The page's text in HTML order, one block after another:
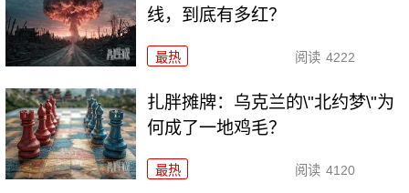
线，到底有多红？
最热 阅读 4222
扎胖摊牌：乌克兰的\"北约梦\"为
何成了一地鸡毛？
最热 阅读 4120